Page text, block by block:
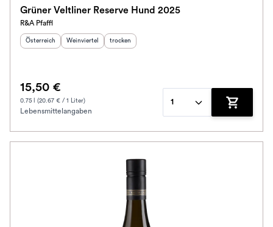
Grüner Veltliner Reserve Hund 2025
R&A Pfaffl
Herkunftsland
Österreich Herkunftsregion:
Weinviertel Geschmack
trocken
15,50 €
0.75 l (20.67 € / 1 Liter)
Lebensmittelangaben
1
Zum